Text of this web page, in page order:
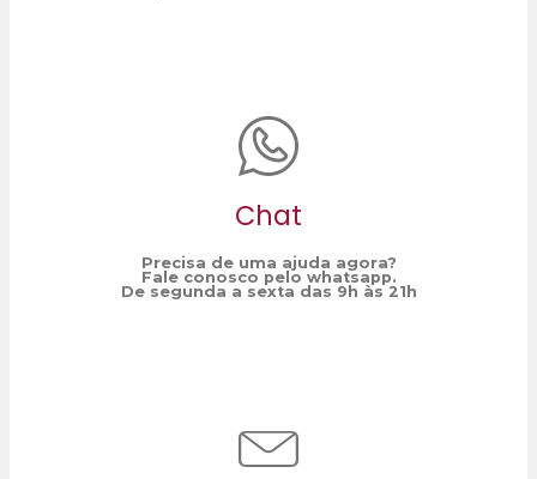
Chat
Precisa de uma ajuda agora?
Fale conosco pelo whatsapp.
De segunda a sexta das 9h às 21h